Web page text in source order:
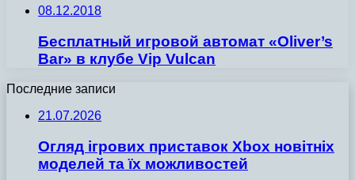
08.12.2018
Бесплатный игровой автомат «Oliver’s
Bar» в клубе Vip Vulcan
Последние записи
21.07.2026
Огляд ігрових приставок Xbox новітніх
моделей та їх можливостей